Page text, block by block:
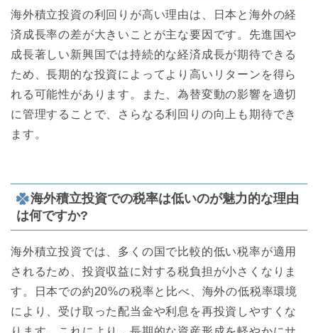
海外積立投資の利回りが高い理由は、日本と海外の経
済成長率の差が大きいことが主な要因です。先進国や
成長著しい新興国では持続的な経済成長が期待できる
ため、長期的な投資によってより高いリターンを得ら
れる可能性があります。また、為替変動の影響を適切
に管理することで、さらなる利回りの向上も期待でき
ます。
海外積立投資での税率は低いのが魅力的な理由
は何ですか?
海外積立投資では、多くの国で比較的低い税率が適用
されるため、投資収益に対する税負担が小さくなりま
す。日本での約20%の税率と比べ、海外の低税率環境
により、受け取った配当金や利息を再投資しやすくな